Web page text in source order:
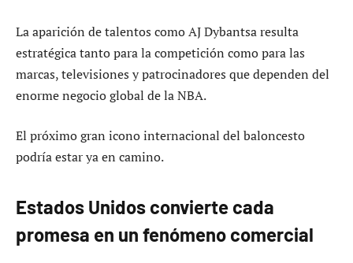
La aparición de talentos como AJ Dybantsa resulta
estratégica tanto para la competición como para las
marcas, televisiones y patrocinadores que dependen del
enorme negocio global de la NBA.
El próximo gran icono internacional del baloncesto
podría estar ya en camino.
Estados Unidos convierte cada
promesa en un fenómeno comercial